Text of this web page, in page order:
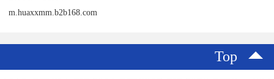
m.huaxxmm.b2b168.com
Top